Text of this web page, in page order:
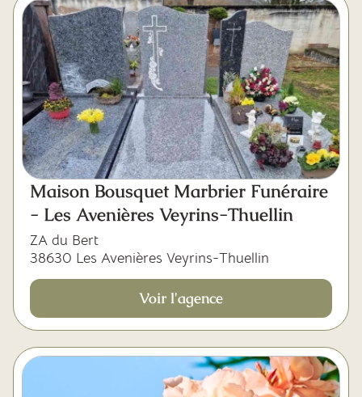
Maison Bousquet Marbrier Funéraire
- Les Avenières Veyrins-Thuellin
ZA du Bert
38630 Les Avenières Veyrins-Thuellin
Voir l'agence